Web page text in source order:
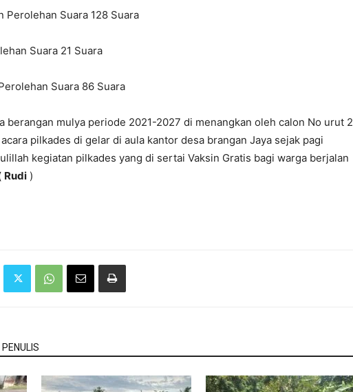
Perolehan Suara 128 Suara
Suara 21 Suara
Suara 86 Suara
berangan mulya periode 2021-2027 di menangkan oleh calon No urut 2
pilkades di gelar di aula kantor desa brangan Jaya sejak pagi
kegiatan pilkades yang di sertai Vaksin Gratis bagi warga berjalan
Rudi )
PENULIS